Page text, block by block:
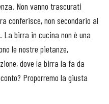
Non vanno trascurati
conferisce, non secondario al
birra in cucina non è una
le nostre pietanze,
dove la birra la fa da
Proporremo la giusta